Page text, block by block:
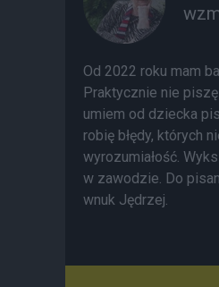
Od 2022 roku mam
Praktycznie nie
umiem od dziecka
robię błędy, których
wyrozumiałość.
w zawodzie. Do
wnuk Jędrzej.